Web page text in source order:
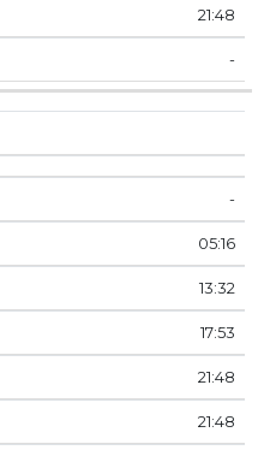
21:48
-
-
05:16
13:32
17:53
21:48
21:48